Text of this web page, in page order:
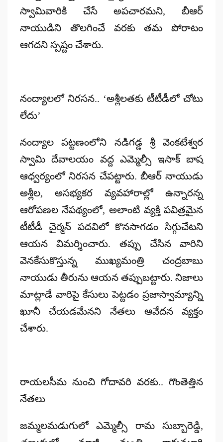
స్వామివారికి చేసే అపచారమని, బీఆర్
నాయుడిని తొలగించే వరకు తమ పోరాటం
ఆగదని స్పష్టం చేశారు.
నంద్యాలలో నిరసన.. ‘అశ్లీలతకు టీటీడీలో చోటు
లేదు’
నంద్యాల పట్టణంలోని నడిగడ్డ శ్రీ వెంకటేశ్వర
స్వామి దేవాలయం వద్ద ఎమ్మెల్సీ ఇసాక్ బాష
ఆధ్వర్యంలో నిరసన చేపట్టారు. బీఆర్ నాయుడు
అశ్లీల, అసభ్యకర వ్యవహారాల్లో ఉన్నారన్న
ఆరోపణల నేపథ్యంలో, అలాంటి వ్యక్తి పవిత్రమైన
టీటీడీ చైర్మన్ పదవిలో కొనసాగడం సిగ్గుచేటని
ఆయన విమర్శించారు. తప్పు చేసిన వారిని
వెనకేసుకొస్తున్న ముఖ్యమంత్రి చంద్రబాబు
నాయుడు తీరును ఆయన తప్పుబట్టారు. నిజాలు
మాట్లాడే వారిపై కేసులు పెట్టడం ప్రజాస్వామ్యాన్ని
ఖూనీ చేయడమేనని నేతలు ఆవేదన వ్యక్తం
చేశారు.
రాయలసీమ నుంచి గోదావరి వరకు.. గొంతెత్తిన
నేతలు
జమ్మలమడుగులో ఎమ్మెల్సీ రామ సుబ్బారెడ్డి,